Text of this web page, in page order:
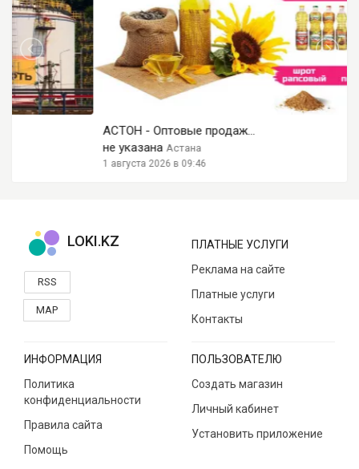
АСТОН - Оптовые продаж...
Астана
1 августа 2026 в 09:46
LOKI.KZ
RSS
MAP
ПЛАТНЫЕ УСЛУГИ
Реклама на сайте
Платные услуги
Контакты
ИНФОРМАЦИЯ
Политика
конфиденциальности
Правила сайта
Помощь
ПОЛЬЗОВАТЕЛЮ
Создать магазин
Личный кабинет
Установить приложение